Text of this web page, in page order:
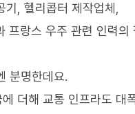
, 헬리콥터 제작업체,
랑스 우주 관련 인력의
분명한데요.
더해 교통 인프라도 대